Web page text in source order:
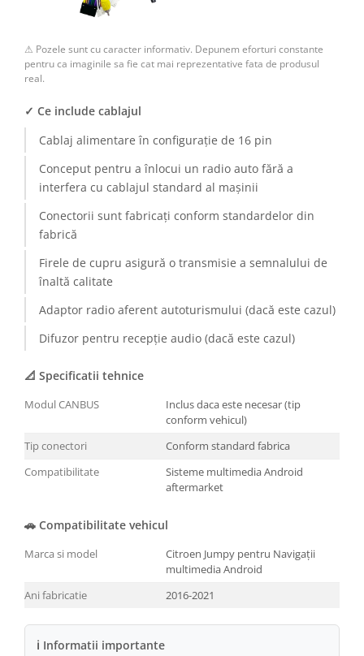
Camere Citroen
Camere Peugeot
Camere înregistrare trafic
Accesorii multimedia
Conectică Auto
Conectică Auto
Conectică Audi
Conectică BMW
Conectică Volkswagen
Conectică Renault
⚠ Pozele sunt cu caracter informativ. Depunem eforturi constante
pentru ca imaginile sa fie cat mai reprezentative fata de produsul
real.
✓ Ce include cablajul
Cablaj alimentare în configurație de 16 pin
Conceput pentru a înlocui un radio auto fără a
interfera cu cablajul standard al mașinii
Conectorii sunt fabricați conform standardelor din
fabrică
Firele de cupru asigură o transmisie a semnalului de
înaltă calitate
Adaptor radio aferent autoturismului (dacă este cazul)
Difuzor pentru recepție audio (dacă este cazul)
📐 Specificatii tehnice
Modul CANBUS
Inclus daca este necesar (tip
conform vehicul)
Tip conectori
Conform standard fabrica
Compatibilitate
Sisteme multimedia Android
aftermarket
🚗 Compatibilitate vehicul
Marca si model
Citroen Jumpy pentru Navigații
multimedia Android
Ani fabricatie
2016-2021
ℹ Informatii importante